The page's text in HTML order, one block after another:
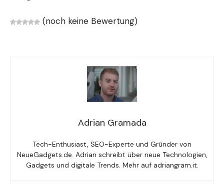
(noch keine Bewertung)
Adrian Gramada
Tech-Enthusiast, SEO-Experte und Gründer von
NeueGadgets.de. Adrian schreibt über neue Technologien,
Gadgets und digitale Trends. Mehr auf adriangram.it.